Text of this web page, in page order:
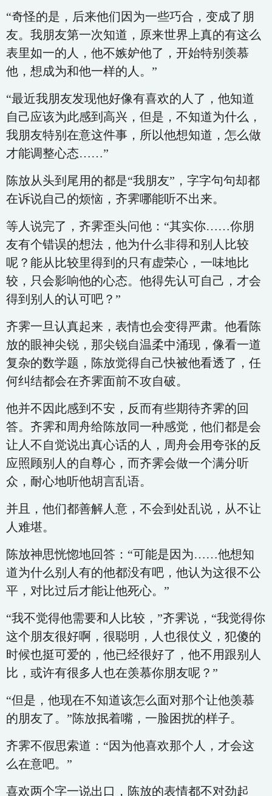
“奇怪的是，后来他们因为一些巧合，变成了朋
友。我朋友第一次知道，原来世界上真的有这么
表里如一的人，他不嫉妒他了，开始特别羡慕
他，想成为和他一样的人。”
“最近我朋友发现他好像有喜欢的人了，他知道
自己应该为此感到高兴，但是，不知道为什么，
我朋友特别在意这件事，所以他想知道，怎么做
才能调整心态……”
陈放从头到尾用的都是“我朋友”，字字句句却都
在诉说自己的烦恼，齐霁哪能听不出来。
等人说完了，齐霁歪头问他：“其实你……你朋
友有个错误的想法，他为什么非得和别人比较
呢？能从比较里得到的只有虚荣心，一味地比
较，只会影响他的心态。他得先认可自己，才会
得到别人的认可吧？”
齐霁一旦认真起来，表情也会变得严肃。他看陈
放的眼神尖锐，那尖锐自温柔中涌现，像看一道
复杂的数学题，陈放觉得自己快被他看透了，任
何纠结都会在齐霁面前不攻自破。
他并不因此感到不安，反而有些期待齐霁的回
答。齐霁和周舟给陈放同一种感觉，他们都是会
让人不自觉说出真心话的人，周舟会用夸张的反
应照顾别人的自尊心，而齐霁会做一个满分听
众，耐心地听他胡言乱语。
并且，他们都善解人意，不会到处乱说，从不让
人难堪。
陈放神思恍惚地回答：“可能是因为……他想知
道为什么别人有的他都没有吧，他认为这很不公
平，对比过后才能让他死心。”
“我不觉得他需要和人比较，”齐霁说，“我觉得你
这个朋友很好啊，很聪明，人也很仗义，犯傻的
时候也挺可爱的，他已经很好了，他不用跟别人
比，或许有很多人也在羡慕你朋友呢？”
“但是，他现在不知道该怎么面对那个让他羡慕
的朋友了。”陈放抿着嘴，一脸困扰的样子。
齐霁不假思索道：“因为他喜欢那个人，才会这
么在意吧。”
喜欢两个字一说出口，陈放的表情都不对劲起